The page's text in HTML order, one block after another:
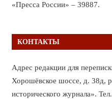
«Пресса России» – 39887.
КОНТАКТЫ
Адрес редакции для
Хорошёвское шоссе, д. 38д,
исторического журнала».